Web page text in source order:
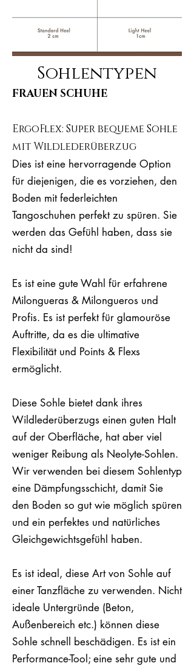
Sohlentypen
FRAUEN SCHUHE
ErgoFlex: Super bequeme Sohle
mit Wildlederüberzug
Dies ist eine hervorragende Option
für diejenigen, die es vorziehen, den
Boden mit federleichten
Tangoschuhen perfekt zu spüren. Sie
werden das Gefühl haben, dass sie
nicht da sind!
Es ist eine gute Wahl für erfahrene
Milongueras & Milongueros und
Profis. Es ist perfekt für glamouröse
Auftritte, da es die ultimative
Flexibilität und Points & Flexs
ermöglicht.
Diese Sohle bietet dank ihres
Wildlederüberzugs einen guten Halt
auf der Oberfläche, hat aber viel
weniger Reibung als Neolyte-Sohlen.
Wir verwenden bei diesem Sohlentyp
eine Dämpfungsschicht, damit Sie
den Boden so gut wie möglich spüren
und ein perfektes und natürliches
Gleichgewichtsgefühl haben.
Es ist ideal, diese Art von Sohle auf
einer Tanzfläche zu verwenden. Nicht
ideale Untergründe (Beton,
Außenbereich etc.) können diese
Sohle schnell beschädigen. Es ist ein
Performance-Tool; eine sehr gute und